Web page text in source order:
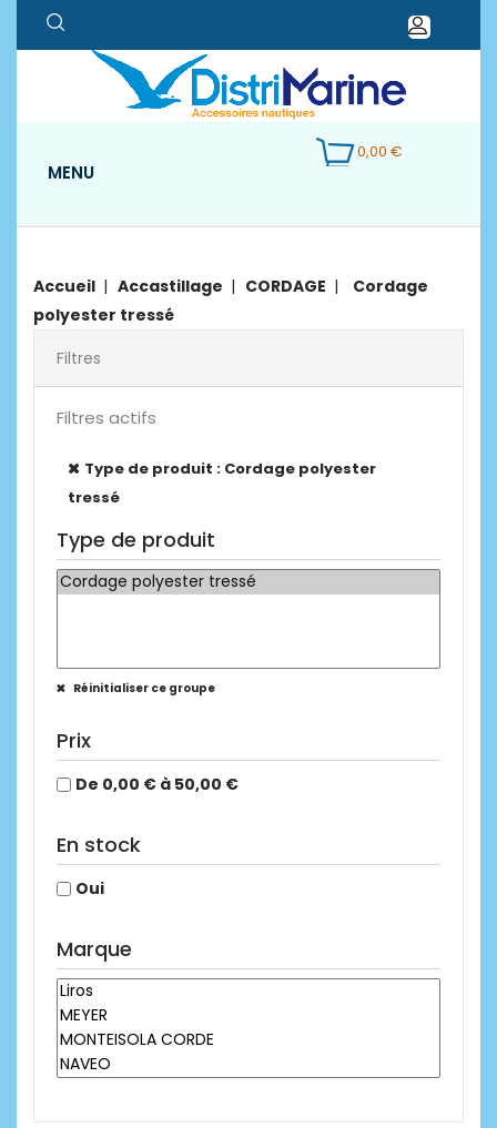
0,00 €
MENU
Accueil Accastillage CORDAGE
Cordage
polyester tressé
Filtres
Filtres actifs
Type de produit : Cordage polyester
tressé
Type de produit
Réinitialiser ce groupe
Prix
De 0,00 € à 50,00 €
En stock
Oui
Marque